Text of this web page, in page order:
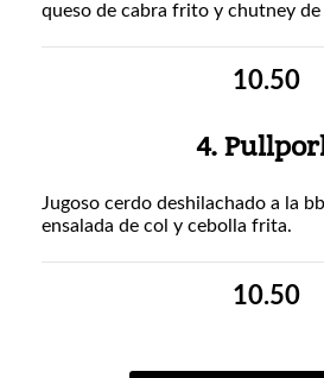
queso de cabra frito y chutney de
10.50
4.
Jugoso cerdo deshilachado a la
ensalada de col y cebolla frita.
10.50